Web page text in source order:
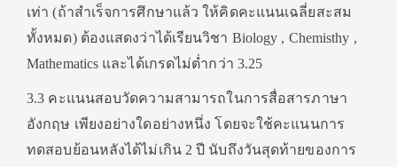
เท่า (ถ้าสำเร็จการศึกษาแล้ว ให้คิดคะแนนเฉลี่ยสะสม
ทั้งหมด) ต้องแสดงว่าได้เรียนวิชา Biology , Chemisthy ,
Mathematics และได้เกรดไม่ต่ำกว่า 3.25
3.3 คะแนนสอบวัดความสามารถในการสื่อสารภาษา
อังกฤษ เพียงอย่างใดอย่างหนึ่ง โดยจะใช้คะแนนการ
ทดสอบย้อนหลังได้ไม่เกิน 2 ปี นับถึงวันสุดท้ายของการ